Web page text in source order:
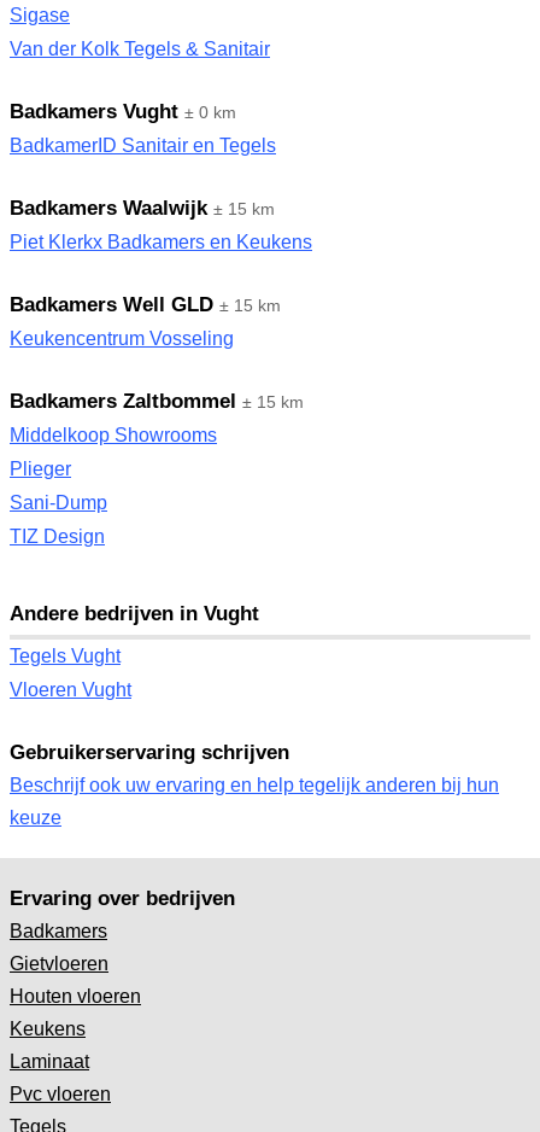
Sigase
Van der Kolk Tegels & Sanitair
Badkamers Vught ± 0 km
BadkamerID Sanitair en Tegels
Badkamers Waalwijk ± 15 km
Piet Klerkx Badkamers en Keukens
Badkamers Well GLD ± 15 km
Keukencentrum Vosseling
Badkamers Zaltbommel ± 15 km
Middelkoop Showrooms
Plieger
Sani-Dump
TIZ Design
Andere bedrijven in Vught
Tegels Vught
Vloeren Vught
Gebruikerservaring schrijven
Beschrijf ook uw ervaring en help tegelijk anderen bij hun
keuze
Ervaring over bedrijven
Badkamers
Gietvloeren
Houten vloeren
Keukens
Laminaat
Pvc vloeren
Tegels